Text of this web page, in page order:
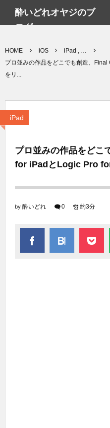
酔いどれオヤジのブ
ログwp
HOME iOS
iPad , …
プロ並みの作品をどこでも創造、
をリ...
iPad
プロ並みの作品をどこ
for iPadとLogic Pro
by 酔いどれ 0 約3分